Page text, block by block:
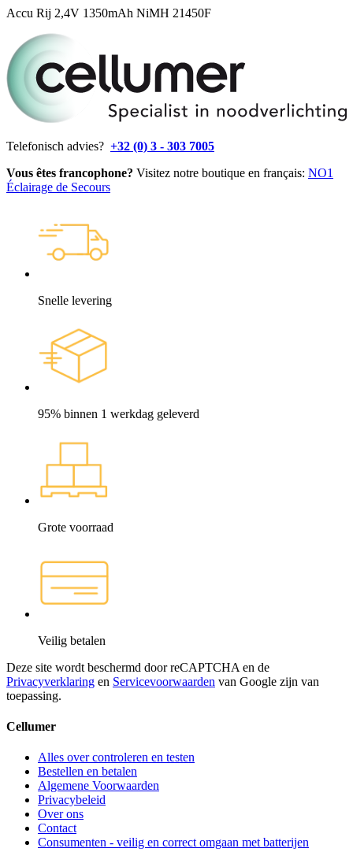
Accu Rij 2,4V 1350mAh NiMH 21450F
Telefonisch advies? +32 (0) 3 - 303 7005
Vous êtes francophone? Visitez notre boutique en français: NO1
Éclairage de Secours
Snelle levering
95% binnen 1 werkdag geleverd
Grote voorraad
Veilig betalen
Deze site wordt beschermd door reCAPTCHA en de
Privacyverklaring en Servicevoorwaarden van Google zijn van
toepassing.
Cellumer
Alles over controleren en testen
Bestellen en betalen
Algemene Voorwaarden
Privacybeleid
Over ons
Contact
Consumenten - veilig en correct omgaan met batterijen